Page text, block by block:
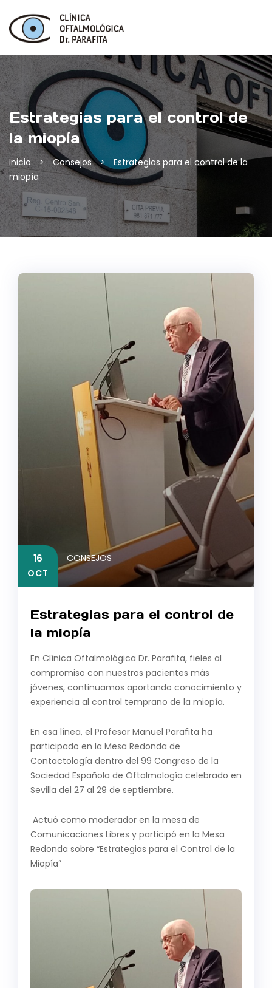
content
Estrategias para el control de
la miopía
Inicio > Consejos >
Estrategias para el control de la
miopía
16
OCT
Estrategias para el control de
la miopía
En Clínica Oftalmológica Dr. Parafita, fieles al
compromiso con nuestros pacientes más
jóvenes, continuamos aportando conocimiento y
experiencia al control temprano de la miopía.
En esa línea, el Profesor Manuel Parafita ha
participado en la Mesa Redonda de
Contactología dentro del 99 Congreso de la
Sociedad Española de Oftalmología celebrado en
Sevilla del 27 al 29 de septiembre.
Actuó como moderador en la mesa de
Comunicaciones Libres y participó en la Mesa
Redonda sobre “Estrategias para el Control de la
Miopía”
CONSEJOS